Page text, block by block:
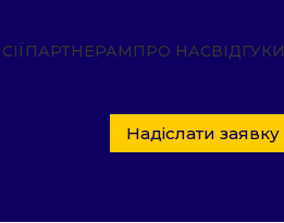
ПАРТНЕРАМ ПРО НАСВІДГУКИ
Надіслати заявку